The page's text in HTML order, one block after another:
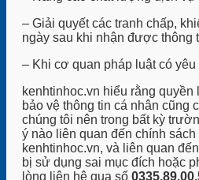
– Giải quyết các tranh chấp,
ngày sau khi nhận được thông
– Khi cơ quan pháp luật có yêu
kenhtinhoc.vn hiểu rằng
bảo vệ thông tin cá nhân cũng
chúng tôi nên trong bất kỳ
ý nào liên quan đến chính sách
kenhtinhoc.vn, và liên quan
bị sử dụng sai mục đích hoặc
lòng liên hệ qua số